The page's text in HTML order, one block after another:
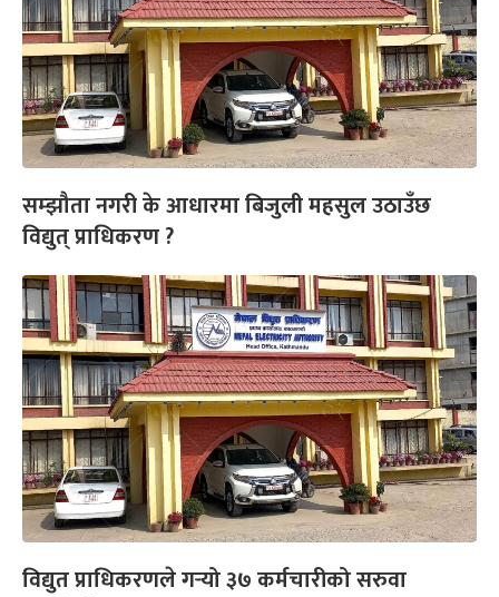
सम्झौता नगरी के आधारमा बिजुली महसुल उठाउँछ
विद्युत् प्राधिकरण ?
विद्युत प्राधिकरणले गर्‍यो ३७ कर्मचारीको सरुवा